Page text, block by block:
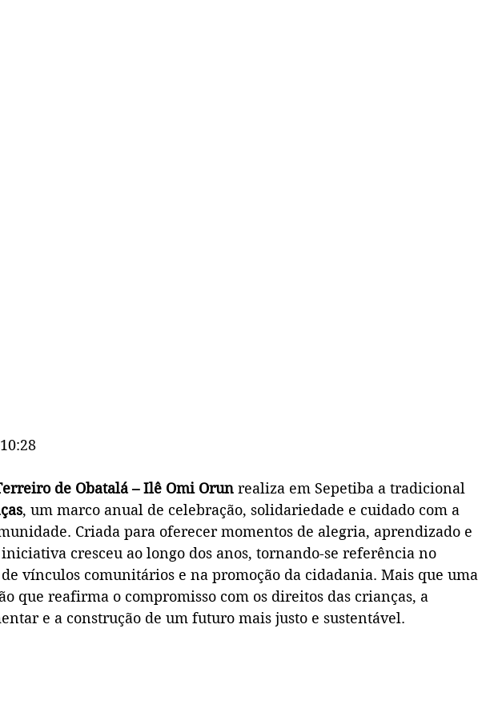
de Obatalá – Ilê Omi Orun realiza em Sepetiba a tradicional
, um marco anual de celebração, solidariedade e cuidado com a
Criada para oferecer momentos de alegria, aprendizado e
cresceu ao longo dos anos, tornando-se referência no
vínculos comunitários e na promoção da cidadania. Mais que uma
que reafirma o compromisso com os direitos das crianças, a
e a construção de um futuro mais justo e sustentável.